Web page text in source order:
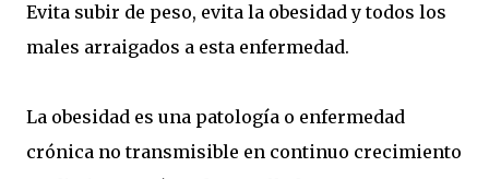
Evita subir de peso, evita la obesidad y todos los
males arraigados a esta enfermedad.
La obesidad es una patología o enfermedad
crónica no transmisible en continuo crecimiento